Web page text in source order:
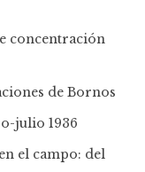
concentración
de Bornos
julio 1936
el campo: del